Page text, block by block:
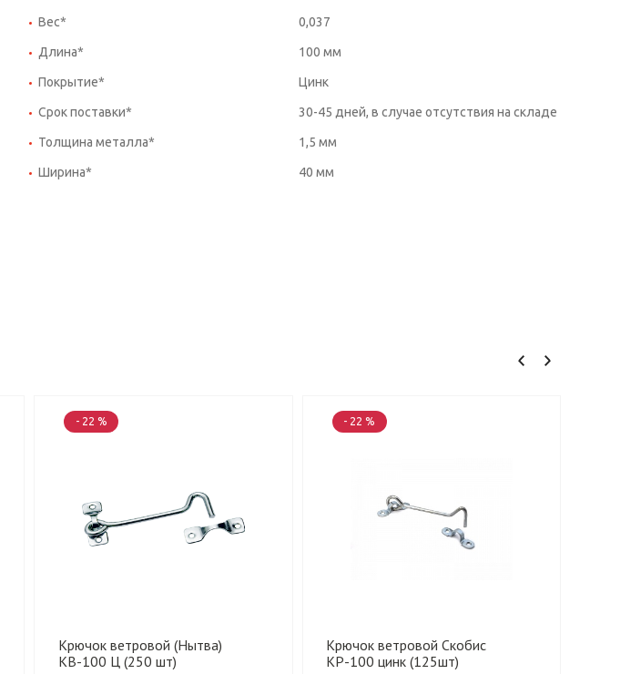
Вес* 0,037
Длина* 100 мм
Покрытие* Цинк
Срок поставки* 30-45 дней, в случае отсутствия на складе
Толщина металла* 1,5 мм
Ширина* 40 мм
- 22 %
Крючок ветровой (Нытва)
КВ-100 Ц (250 шт)
- 22 %
Крючок ветровой Скобис
КР-100 цинк (125шт)